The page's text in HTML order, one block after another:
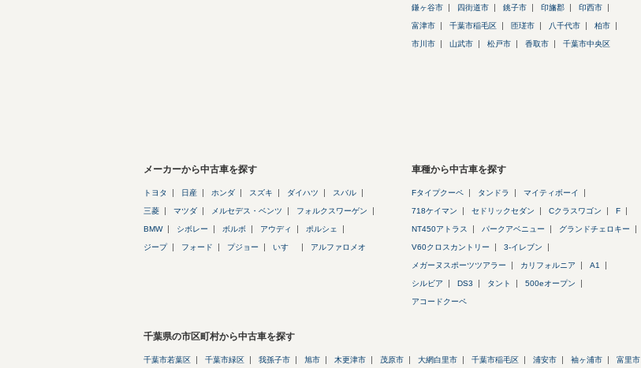
鎌ヶ谷市 四街道市 銚子市 印旛郡 印西市
富津市 千葉市稲毛区 匝瑳市 八千代市 柏市
市川市 山武市 松戸市 香取市 千葉市中央区
メーカーから中古車を探す
トヨタ 日産 ホンダ スズキ ダイハツ スバル
三菱 マツダ メルセデス・ベンツ フォルクスワーゲン
BMW シボレー ボルボ アウディ ポルシェ
ジープ フォード プジョー いすゞ アルファロメオ
車種から中古車を探す
Fタイプクーペ タンドラ マイティボーイ
718ケイマン セドリックセダン Cクラスワゴン F
NT450アトラス パークアベニュー グランドチェロキー
V60クロスカントリー 3-イレブン
メガーヌスポーツツアラー カリフォルニア A1
シルビア DS3 タント 500eオープン
アコードクーペ
千葉県の市区町村から中古車を探す
千葉市若葉区 千葉市緑区 我孫子市 旭市 木更津市 茂原市 大網白里市 千葉市稲毛区 浦安市 袖ヶ浦市 富里市